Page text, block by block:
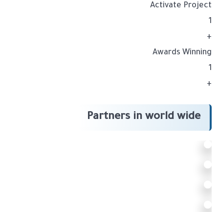
Activate Project
1
+
Awards Winning
1
+
Partners in world wide